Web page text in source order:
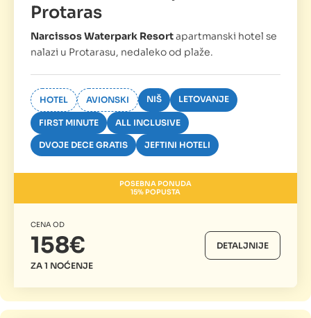
Protaras
Narcissos Waterpark Resortapartmanski hotel se
nalazi u Protarasu, nedaleko od plaže.
HOTEL AVIONSKI NIŠ LETOVANJE
FIRST MINUTE ALL INCLUSIVE
DVOJE DECE GRATIS JEFTINI HOTELI
POSEBNA PONUDA
15% POPUSTA
CENA OD
158€
ZA 1 NOĆENJE
DETALJNIJE